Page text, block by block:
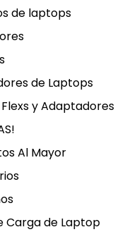
de laptops
de Laptops
y Adaptadores
Al Mayor
Carga de Laptop